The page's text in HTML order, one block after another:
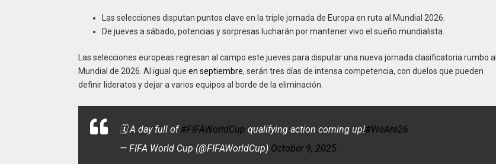
Las selecciones disputan puntos clave en la triple jornada de Europa en ruta al Mundial 2026.
De jueves a sábado, potencias y sorpresas lucharán por mantener vivo el sueño mundialista.
Las selecciones europeas regresan al campo este jueves para disputar una nueva jornada clasificatoria rumbo al
Mundial de 2026. Al igual que en septiembre, serán tres días de intensa competencia, con duelos que pueden
definir lideratos y dejar a varios equipos al borde de la eliminación.
🗓️ A day full of#FIFAWorldCup qualifying action coming up!#WeAre26
— FIFA World Cup (@FIFAWorldCup) October 9, 2025